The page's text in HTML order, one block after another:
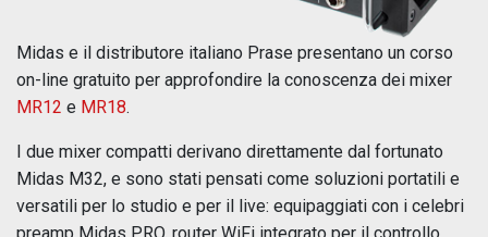
Midas e il distributore italiano Prase presentano un corso
on-line gratuito per approfondire la conoscenza dei mixer
MR12 e MR18.
I due mixer compatti derivano direttamente dal fortunato
Midas M32, e sono stati pensati come soluzioni portatili e
versatili per lo studio e per il live: equipaggiati con i celebri